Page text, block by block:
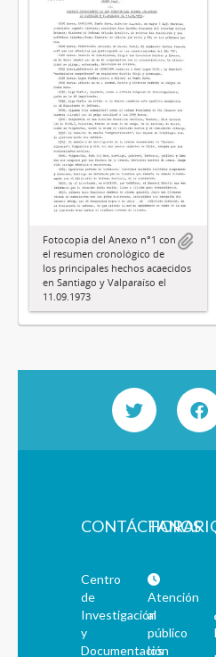
Fotocopia del Anexo n°1 con
el resumen cronológico de
los principales hechos acaecidos
en Santiago y Valparaíso el
11.09.1973
CONTÁCTANOS
Centro
de
Investigación
y
Documentación
Atención
al
público
los